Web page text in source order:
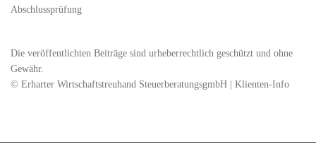
Abschlussprüfung
Die veröffentlichten Beiträge sind urheberrechtlich geschützt und ohne
Gewähr.
© Erharter Wirtschaftstreuhand SteuerberatungsgmbH | Klienten-Info